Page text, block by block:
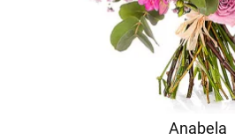
Anabela